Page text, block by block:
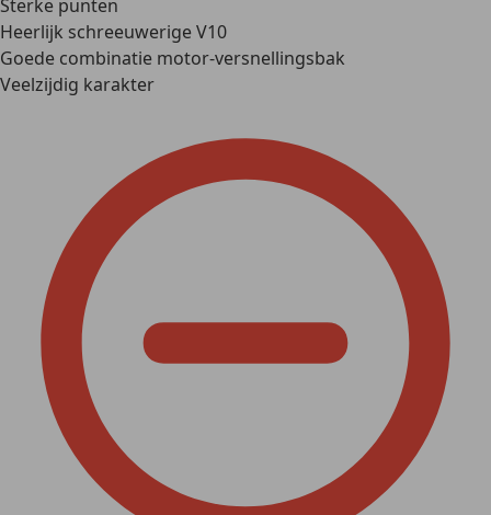
Sterke punten
Heerlijk schreeuwerige V10
Goede combinatie motor-versnellingsbak
Veelzijdig karakter